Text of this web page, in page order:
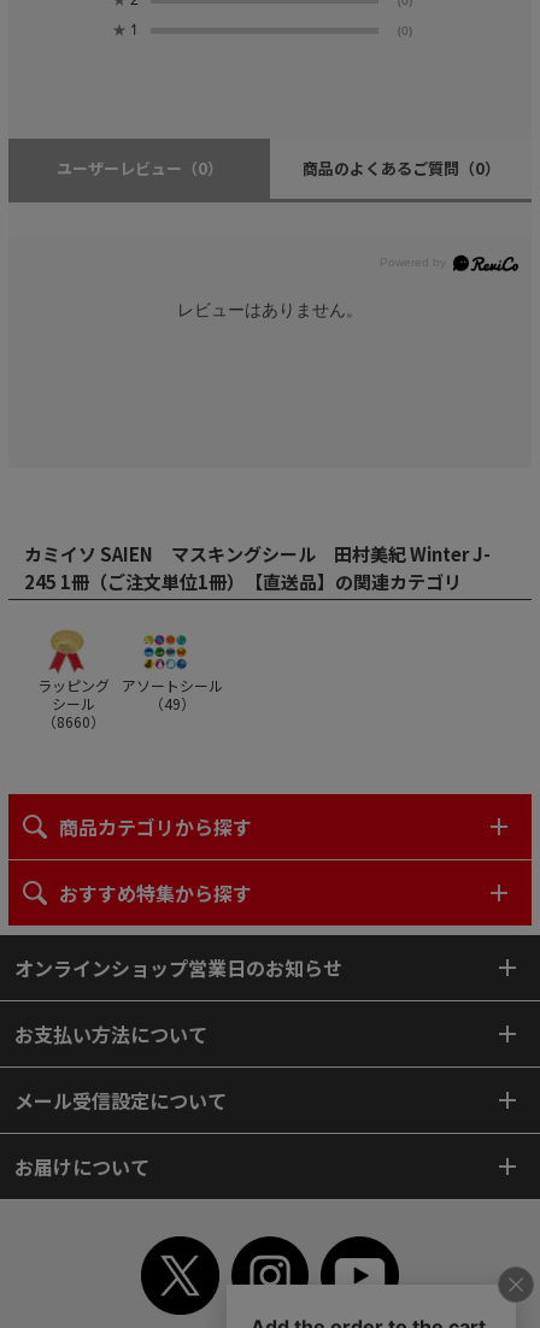
★ 1 (0)
ユーザーレビュー （0） 商品のよくあるご質問 （0）
レビューはありません。
カミイソ SAIEN マスキングシール 田村美紀 Winter J-
245 1冊（ご注文単位1冊）【直送品】の関連カテゴリ
ラッピング
シール
（8660）
アソートシール
（49）
商品カテゴリから探す
おすすめ特集から探す
オンラインショップ営業日のお知らせ
お支払い方法について
メール受信設定について
お届けについて